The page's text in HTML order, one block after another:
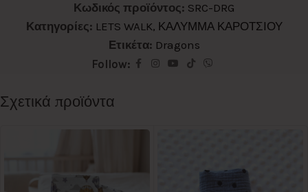
Κωδικός προϊόντος: SRC-DRG
Κατηγορίες: LETS WALK, ΚΑΛΥΜΜΑ ΚΑΡΟΤΣΙΟΥ
Ετικέτα: Dragons
Follow:
Σχετικά προϊόντα